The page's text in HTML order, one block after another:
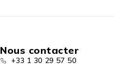
Nous contacter
+33 1 30 29 57 50